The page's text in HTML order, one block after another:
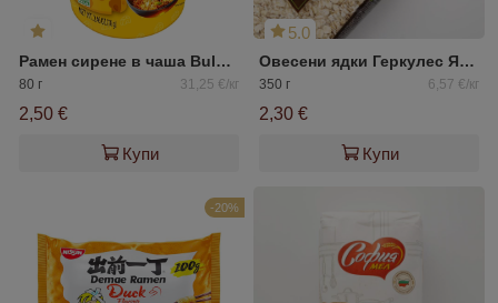
Рамен сирене в чаша Buldak Samyang
80 г 31,25 €/кг
2,50 €
Купи
5.0
Овесени ядки Геркулес Ярмарка
350 г 6,57 €/кг
2,30 €
Купи
-20%